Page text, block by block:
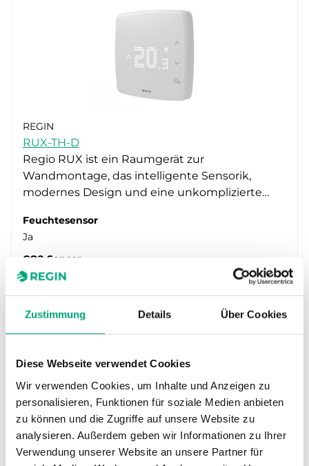
Zustimmung Details Über Cookies
Diese Webseite verwendet Cookies
Wir verwenden Cookies, um Inhalte und Anzeigen zu
personalisieren, Funktionen für soziale Medien anbieten
zu können und die Zugriffe auf unsere Website zu
analysieren. Außerdem geben wir Informationen zu Ihrer
Verwendung unserer Website an unsere Partner für
REGIN
RUX-TH-D
Regio RUX ist ein Raumgerät zur
Wandmontage, das intelligente Sensorik,
modernes Design und eine unkomplizierte…
Feuchtesensor
Ja
CO2-Sensor
Nein
VOC-Sensor
Nein
PIR-Sensor